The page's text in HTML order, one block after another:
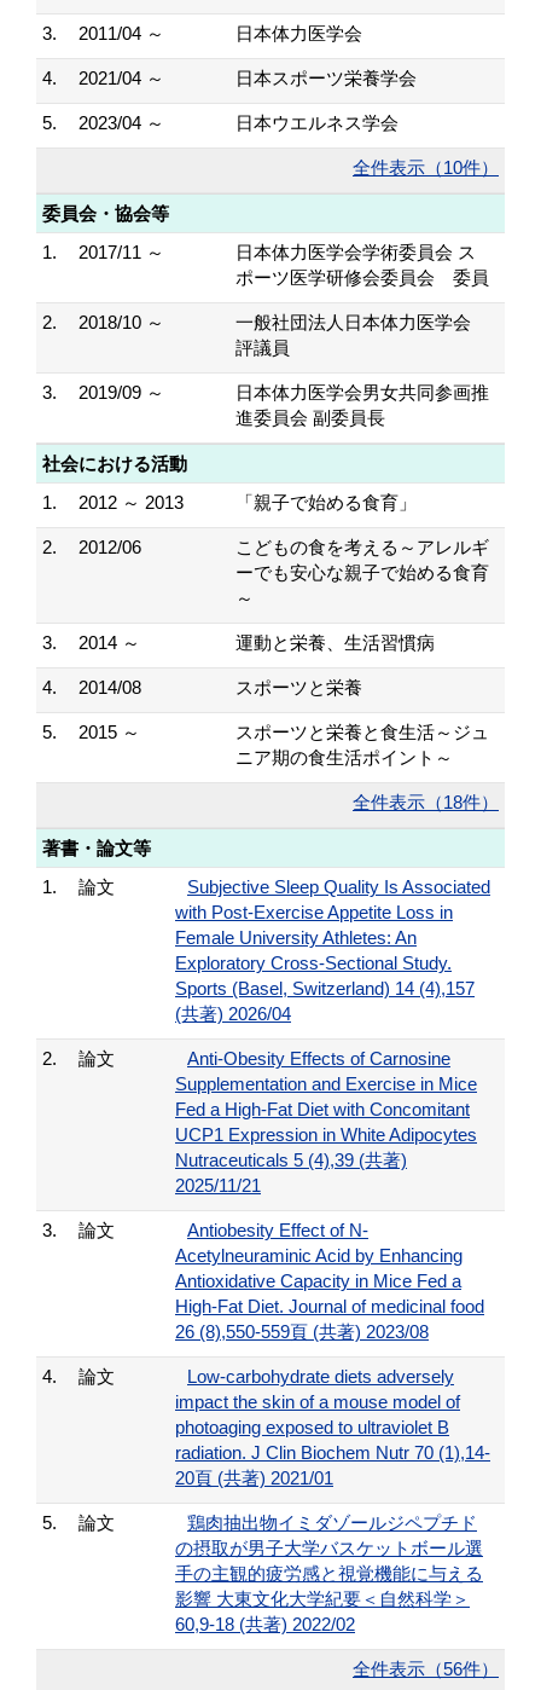
3. 2011/04 ～ 日本体力医学会
4. 2021/04 ～ 日本スポーツ栄養学会
5. 2023/04 ～ 日本ウエルネス学会
全件表示（10件）
委員会・協会等
1.
2017/11 ～
日本体力医学会学術委員会 ス
ポーツ医学研修会委員会 委員
2. 2018/10 ～
一般社団法人日本体力医学会
評議員
3. 2019/09 ～
日本体力医学会男女共同参画推
進委員会 副委員長
社会における活動
1.
2012 ～ 2013 「親子で始める食育」
2. 2012/06
こどもの食を考える～アレルギ
ーでも安心な親子で始める食育
～
3. 2014 ～ 運動と栄養、生活習慣病
4. 2014/08 スポーツと栄養
5. 2015 ～
スポーツと栄養と食生活～ジュ
ニア期の食生活ポイント～
全件表示（18件）
著書・論文等
1.
論文
Subjective Sleep Quality Is Associated
with Post-Exercise Appetite Loss in
Female University Athletes: An
Exploratory Cross-Sectional Study.
Sports (Basel, Switzerland) 14 (4),157
(共著) 2026/04
2. 論文
Anti-Obesity Effects of Carnosine
Supplementation and Exercise in Mice
Fed a High-Fat Diet with Concomitant
UCP1 Expression in White Adipocytes
Nutraceuticals 5 (4),39 (共著)
2025/11/21
3. 論文
Antiobesity Effect of N-
Acetylneuraminic Acid by Enhancing
Antioxidative Capacity in Mice Fed a
High-Fat Diet. Journal of medicinal food
26 (8),550-559頁 (共著) 2023/08
4. 論文
Low-carbohydrate diets adversely
impact the skin of a mouse model of
photoaging exposed to ultraviolet B
radiation. J Clin Biochem Nutr 70 (1),14-
20頁 (共著) 2021/01
5. 論文
鶏肉抽出物イミダゾールジペプチド
の摂取が男子大学バスケットボール選
手の主観的疲労感と視覚機能に与える
影響 大東文化大学紀要＜自然科学＞
60,9-18 (共著) 2022/02
全件表示（56件）